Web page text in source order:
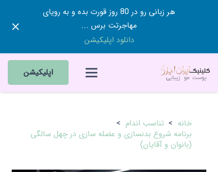
هر زبانی رو در 80 روز قورت بده و به رویای
مهاجرتت برس ...
دانلود اپلیکیشن
اپلیکیشن
خانه > تناسب اندام >
برنامه شروع بدنسازی و عضله سازی در چهل سالگی
(بانوان و آقایان)